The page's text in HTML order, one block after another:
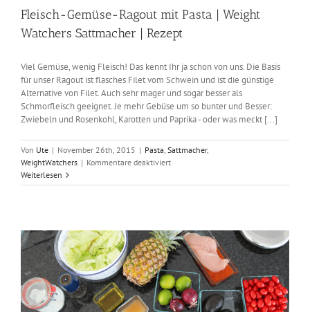
Fleisch-Gemüse-Ragout mit Pasta | Weight
Watchers Sattmacher | Rezept
Viel Gemüse, wenig Fleisch! Das kennt Ihr ja schon von uns. Die Basis
für unser Ragout ist flasches Filet vom Schwein und ist die günstige
Alternative von Filet. Auch sehr mager und sogar besser als
Schmorfleisch geeignet. Je mehr Gebüse um so bunter und Besser:
Zwiebeln und Rosenkohl, Karotten und Paprika - oder was meckt [...]
Von Ute | November 26th, 2015 | Pasta, Sattmacher,
WeightWatchers | Kommentare deaktiviertfür
Gemüse-
|
Weight
Watchers
Sattmacher
|
Rezept
Weiterlesen